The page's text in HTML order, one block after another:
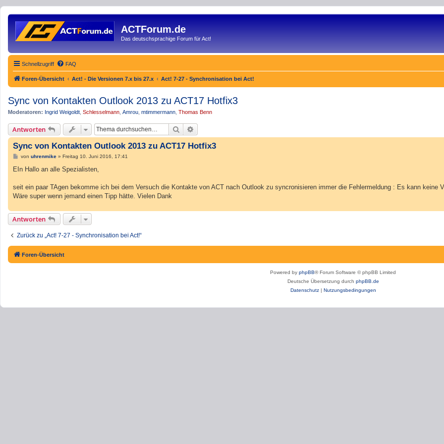
ACTForum.de
Das deutschsprachige Forum für Act!
Schnellzugriff FAQ
Foren-Übersicht Act! - Die Versionen 7.x bis 27.x Act! 7-27 - Synchronisation bei Act!
Sync von Kontakten Outlook 2013 zu ACT17 Hotfix3
Moderatoren: Ingrid Weigoldt Schlesselmann Amrou mtimmermann Thomas Benn
Antworten Suche
Sync von Kontakten Outlook 2013 zu ACT17 Hotfix3
B
i
a
von uhrenmike» Freitag 10. Juni 2016, 17:41
EIn Hallo an alle Spezialisten,
seit ein paar TAgen bekomme ich bei dem Versuch die Kontakte von ACT nach Outlook zu syncronisieren immer die Fehlermeldung : Es kann keine
Wäre super wenn jemand einen Tipp hätte. Vielen Dank
Antworten
Zurück zu „Act! 7-27 - Synchronisation bei Act!“
Foren-Übersicht
Powered by phpBB® Forum Software © phpBB Limited
Deutsche Übersetzung durch phpBB.de
Datenschutz| Nutzungsbedingungen